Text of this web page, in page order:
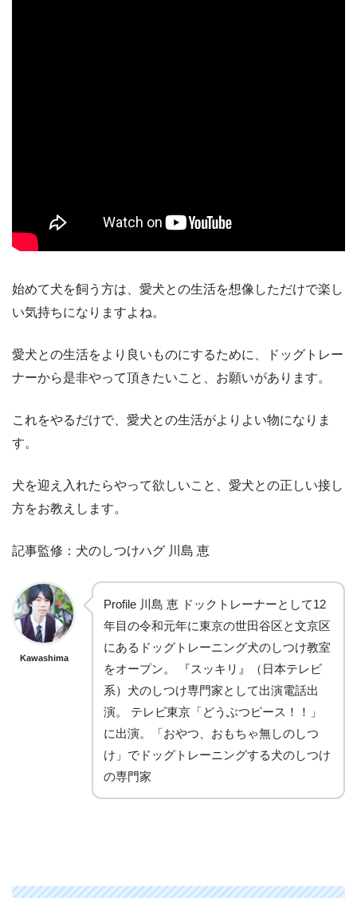
始めて犬を飼う方は、愛犬との生活を想像しただけで楽し
い気持ちになりますよね。
愛犬との生活をより良いものにするために、ドッグトレー
ナーから是非やって頂きたいこと、お願いがあります。
これをやるだけで、愛犬との生活がよりよい物になりま
す。
犬を迎え入れたらやって欲しいこと、愛犬との正しい接し
方をお教えします。
記事監修：犬のしつけハグ 川島 恵
Kawashima
Profile 川島 恵 ドックトレーナーとして12
年目の令和元年に東京の世田谷区と文京区
にあるドッグトレーニング犬のしつけ教室
をオープン。 『スッキリ』（日本テレビ
系）犬のしつけ専門家として出演電話出
演。 テレビ東京「どうぶつピース！！」
に出演。「おやつ、おもちゃ無しのしつ
け」でドッグトレーニングする犬のしつけ
の専門家